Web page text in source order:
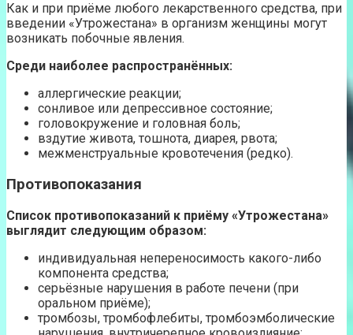
Как и при приёме любого лекарственного средства, при
введении «Утрожестана» в организм женщины могут
возникать побочные явления.
Среди наиболее распространённых:
аллергические реакции;
сонливое или депрессивное состояние;
головокружение и головная боль;
вздутие живота, тошнота, диарея, рвота;
межменструальные кровотечения (редко).
Противопоказания
Список противопоказаний к приёму «Утрожестана»
выглядит следующим образом:
индивидуальная непереносимость какого-либо
компонента средства;
серьёзные нарушения в работе печени (при
оральном приёме);
тромбозы, тромбофлебиты, тромбоэмболические